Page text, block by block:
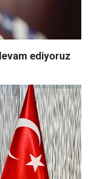
ediyoruz